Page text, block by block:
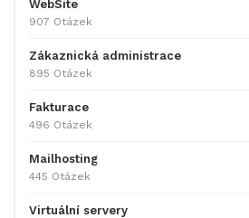
WebSite
907 Otázek
Zákaznická administrace
895 Otázek
Fakturace
496 Otázek
Mailhosting
445 Otázek
Virtuální servery